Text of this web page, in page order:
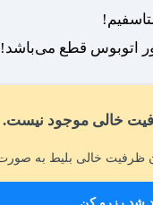
خالی موجود نیست.
ظرفیت خالی بلیط به
اتوبوس قطع می‌باشد!